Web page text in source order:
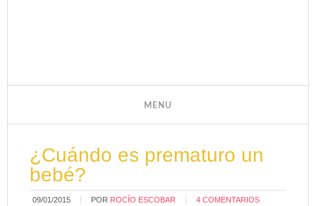
¿Cuándo es prematuro un
bebé?
09/01/2015 POR ROCÍO ESCOBAR 4 COMENTARIOS